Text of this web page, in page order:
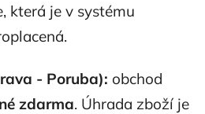
která je v systému
- Poruba): obchod
zdarma. Úhrada zboží je